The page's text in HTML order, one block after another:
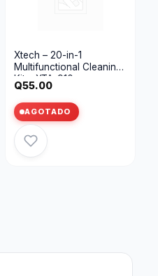
Xtech – 20-in-1
Multifunctional Cleaning
Kit – XTA-910
Q55.00
AGOTADO